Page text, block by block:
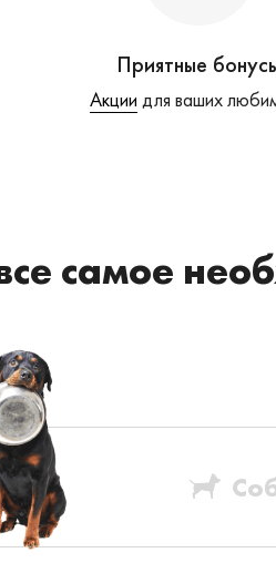
Приятные
Акции для ваших
самое